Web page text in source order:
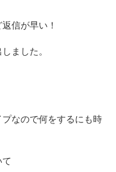
信が早い！
出しました。
なので何をするにも時